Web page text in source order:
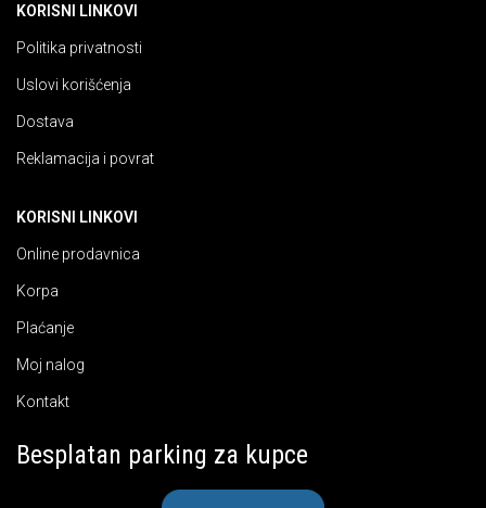
KORISNI LINKOVI
Politika privatnosti
Uslovi korišćenja
Dostava
Reklamacija i povrat
KORISNI LINKOVI
Online prodavnica
Korpa
Plaćanje
Moj nalog
Kontakt
Besplatan parking za kupce